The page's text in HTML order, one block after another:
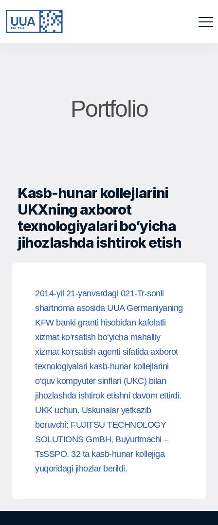
Portfolio
Kasb-hunar kollejlarini
UKXning axborot
texnologiyalari bo’yicha
jihozlashda ishtirok etish
2014-yil 21-yanvardagi 021-Tr-sonli
shartnoma asosida UUA Germaniyaning
KFW banki granti hisobidan kafolatli
xizmat ko‘rsatish bo‘yicha mahalliy
xizmat ko‘rsatish agenti sifatida axborot
texnologiyalari kasb-hunar kollejlarini
o‘quv kompyuter sinflari (UKC) bilan
jihozlashda ishtirok etishni davom ettirdi.
UKK uchun. Uskunalar yetkazib
beruvchi: FUJITSU TECHNOLOGY
SOLUTIONS GmBH, Buyurtmachi –
TsSSPO. 32 ta kasb-hunar kollejiga
yuqoridagi jihozlar berildi.